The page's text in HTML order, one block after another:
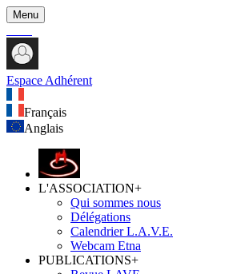
Menu
Espace Adhérent
Français
Anglais
L'ASSOCIATION+
Qui sommes nous
Délégations
Calendrier L.A.V.E.
Webcam Etna
PUBLICATIONS+